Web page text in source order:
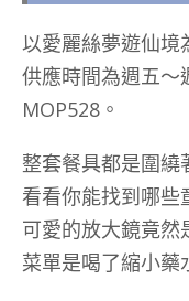
以愛麗絲夢遊仙境
供應時間為週五～
MOP528。
整套餐具都是圍繞
看看你能找到哪些
可愛的放大鏡竟然
菜單是喝了縮小